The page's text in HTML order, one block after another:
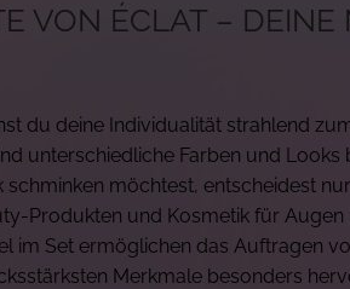
VON ÉCLAT –
du deine Individualität strahlend
unterschiedliche Farben und
möchtest, entscheidest
Produkten und Kosmetik für
im Set ermöglichen das Auftragen
Merkmale besonders